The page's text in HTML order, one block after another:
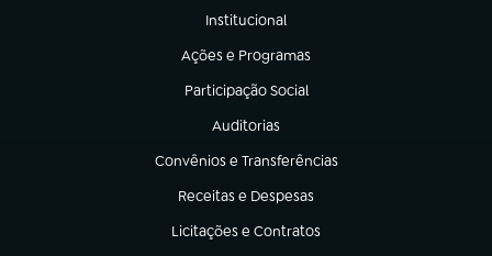
Institucional
(abre em nova aba)
Ações e Programas
(abre em nova aba)
Participação Social
(abre em nova aba)
Auditorias
(abre em nova aba)
Convênios e Transferências
(abre em nova aba)
Receitas e Despesas
(abre em nova aba)
Licitações e Contratos
(abre em nova aba)